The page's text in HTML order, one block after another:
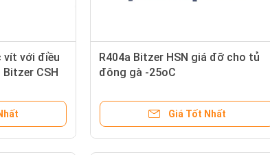
vít với điều
Bitzer CSH
R404a Bitzer HSN giá đỡ cho tủ
đông gà -25oC
Giá Tốt Nhất